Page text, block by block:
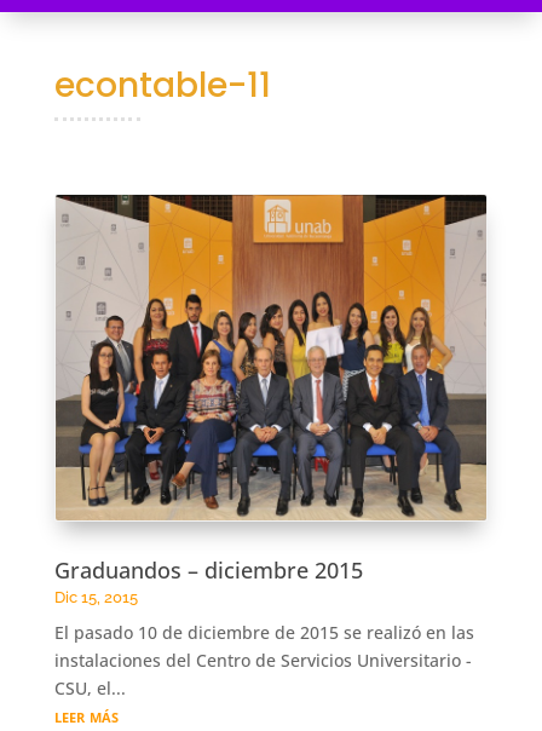
econtable-11
Graduandos – diciembre 2015
Dic 15, 2015
El pasado 10 de diciembre de 2015 se realizó en las
instalaciones del Centro de Servicios Universitario -
CSU, el...
leer más